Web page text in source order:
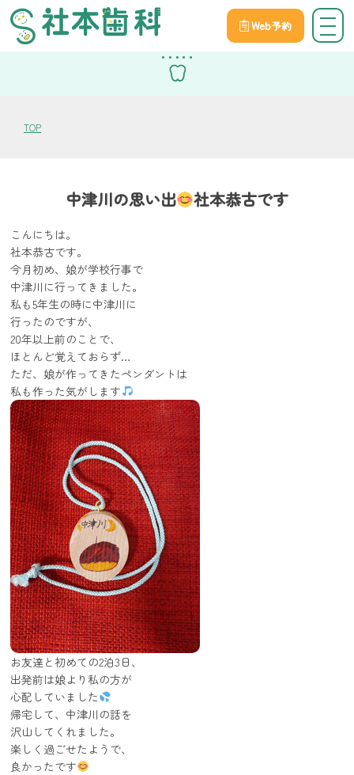
Web予約
スタッフブログ
TOP
中津川の思い出 社本恭古です
こんにちは。
社本恭古です。
今月初め、娘が学校行事で
中津川に行ってきました。
私も5年生の時に中津川に
行ったのですが、
20年以上前のことで、
ほとんど覚えておらず…
ただ、娘が作ってきたペンダントは
私も作った気がします
お友達と初めての2泊3日、
出発前は娘より私の方が
心配していました
帰宅して、中津川の話を
沢山してくれました。
楽しく過ごせたようで、
良かったです